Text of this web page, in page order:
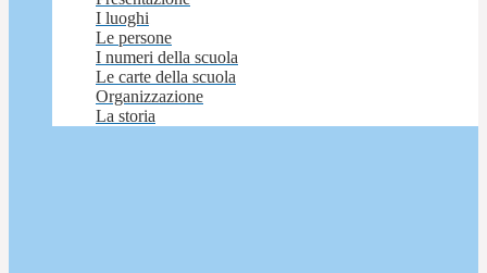
I luoghi
Le persone
I numeri della scuola
Le carte della scuola
Organizzazione
La storia